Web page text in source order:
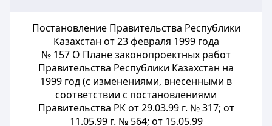
Постановление Правительства Республики
Казахстан от 23 февраля 1999 года
№ 157 О Плане законопроектных работ
Правительства Республики Казахстан на
1999 год (с изменениями, внесенными в
соответствии с постановлениями
Правительства РК от 29.03.99 г. № 317; от
11.05.99 г. № 564; от 15.05.99